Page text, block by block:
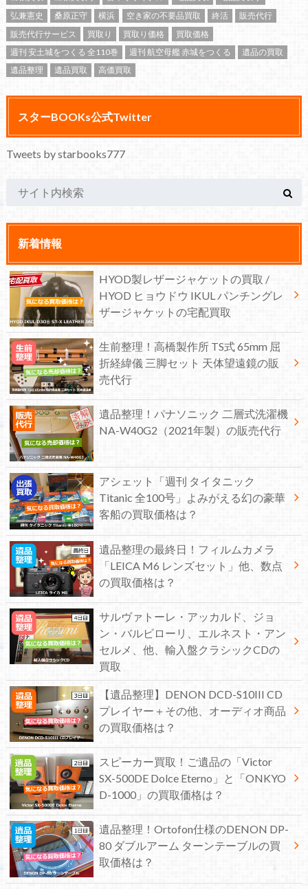
弘兼憲史
桑原正守 横浜 空き家の不要品買取 終活
販売代行
販売代行サービス
買取り 買取り価格
買取価格
週刊 安土城をつくる 全110巻
週刊 航空母艦 赤城をつくる
遺品の買取
遺品整理
遺品買取 高価買取
スターBOOKs公式Twitter
Tweets by starbooks777
新着情報
HYOD製レザージャケットの買取 /
HYOD ヒョウドウ IKUL パンチングレ
ザージャケットの宅配買取
生前整理！高橋製作所 TS式 65mm 屈
折経緯儀 三脚セット 天体望遠鏡の販
売代行
遺品整理！パナソニック 二層式洗濯機
NA-W40G2（2021年製）の販売代行
アシェット「週刊 タイタニック
Titanic 全100号」よみがえる幻の豪華
客船の買取価格は？
遺品整理の最終日！フィルムカメラ
「LEICA M6 レンズセット」他、数点
の買取価格は？
サルヴァトーレ・アッカルド、ジョ
ン・バルビローリ、エルネスト・アン
セルメ、他、輸入盤クラシックCDの
買取
【遺品整理】DENON DCD-S10III CD
プレイヤー＋その他、オーディオ商品
の買取価格は？
スピーカー買取！ご遺品の「Victor
SX-500DE Dolce Eterno」と「ONKYO
D-1000」の買取価格は？
遺品整理！Ortofon仕様のDENON DP-
80 ダブルアーム ターンテーブルの買
取価格は？